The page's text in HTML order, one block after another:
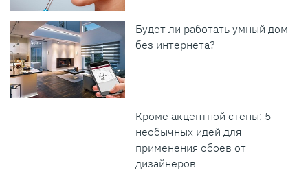
Будет ли работать умный дом
без интернета?
Кроме акцентной стены: 5
необычных идей для
применения обоев от
дизайнеров